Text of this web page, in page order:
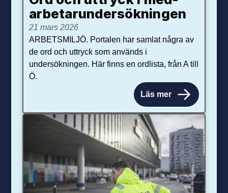
arbetar­­under­sökningen
21 mars 2026
ARBETSMILJÖ. Portalen har samlat några av
de ord och uttryck som används i
undersökningen. Här finns en ordlista, från A till
Ö.
Läs mer